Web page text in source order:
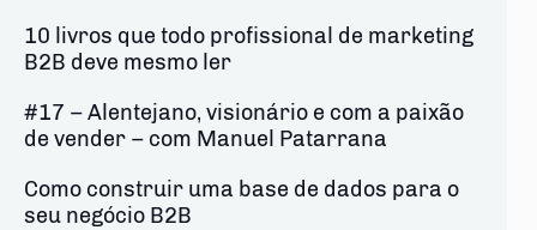
10 livros que todo profissional de marketing
B2B deve mesmo ler
#17 – Alentejano, visionário e com a paixão
de vender – com Manuel Patarrana
Como construir uma base de dados para o
seu negócio B2B